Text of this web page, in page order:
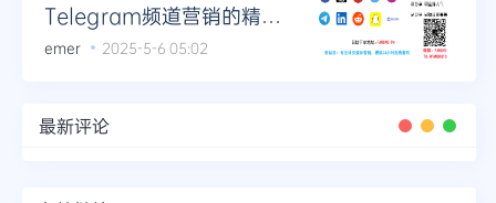
Telegram频道营销的精细
化操作指南
emer 2025-5-6 05:02
最新评论